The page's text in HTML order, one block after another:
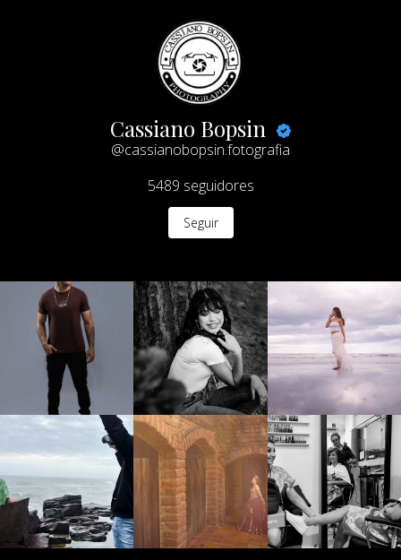
Cassiano Bopsin
@cassianobopsin.fotografia
5489 seguidores
Seguir